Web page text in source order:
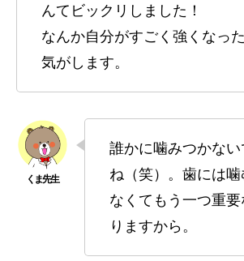
んてビックリしました！
なんか自分がすごく強くなった
気がします。
誰かに噛みつかな
ね（笑）。歯には
なくてもう一つ重
りますから。